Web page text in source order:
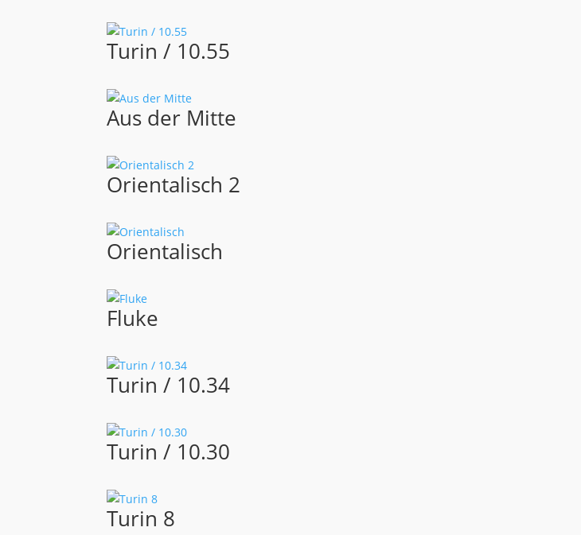
Turin / 10.55
Aus der Mitte
Orientalisch 2
Orientalisch
Fluke
Turin / 10.34
Turin / 10.30
Turin 8